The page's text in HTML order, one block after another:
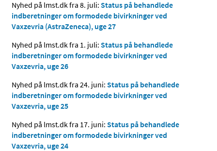
Nyhed på lmst.dk fra 8. juli: Status på behandlede
indberetninger om formodede bivirkninger ved
Vaxzevria (AstraZeneca), uge 27
Nyhed på lmst.dk fra 1. juli: Status på behandlede
indberetninger om formodede bivirkninger ved
Vaxzevria, uge 26
Nyhed på lmst.dk fra 24. juni: Status på behandlede
indberetninger om formodede bivirkninger ved
Vaxzevria, uge 25
Nyhed på lmst.dk fra 17. juni: Status på behandlede
indberetninger om formodede bivirkninger ved
Vaxzevria, uge 24